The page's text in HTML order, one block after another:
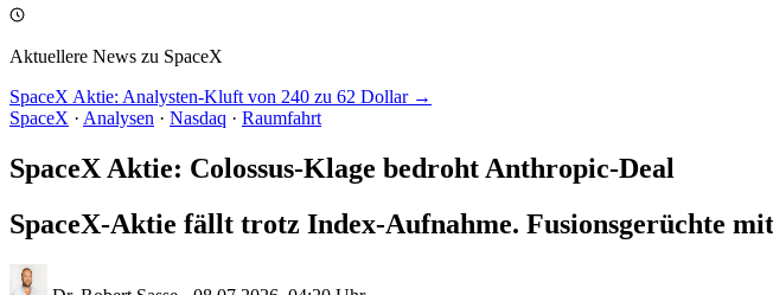
Aktuellere News zu SpaceX
SpaceX Aktie: Analysten-Kluft von 240 zu 62 Dollar →
SpaceX · Analysen · Nasdaq · Raumfahrt
SpaceX Aktie: Colossus-Klage bedroht Anthropic-Deal
SpaceX-Aktie fällt trotz Index-Aufnahme. Fusionsgerüchte